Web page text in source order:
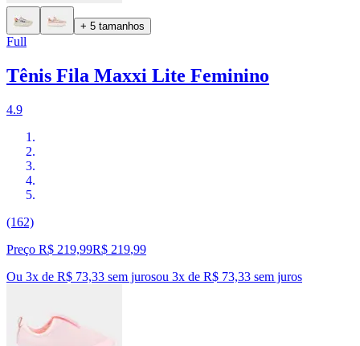
+ 5 tamanhos
Full
Tênis Fila Maxxi Lite Feminino
4.9
(162)
Preço R$ 219,99R$ 219,99
Ou 3x de R$ 73,33 sem jurosou 3x de R$ 73,33 sem juros